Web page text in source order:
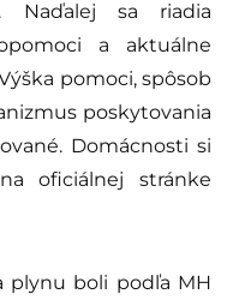
Naďalej sa riadia
a aktuálne
pomoci, spôsob
poskytovania
Domácnosti si
oficiálnej stránke
plynu boli podľa MH